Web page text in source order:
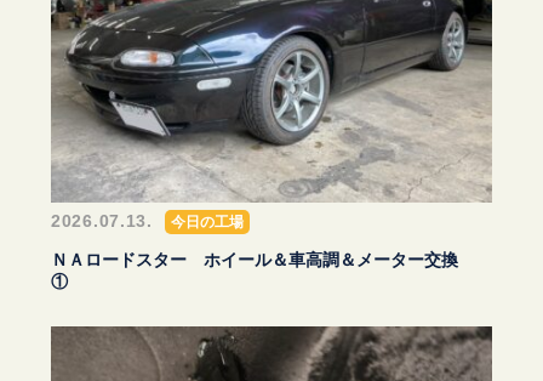
2026.07.13. 今日の工場
ＮＡロードスター ホイール＆車高調＆メーター交換
①